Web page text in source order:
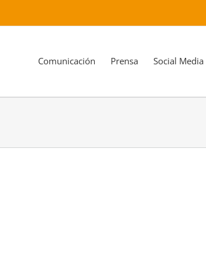
Comunicación Prensa Social Media